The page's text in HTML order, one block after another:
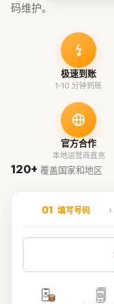
码维护。
极速到账
1-10 分钟到账
官方合作
本地运营商直充
120+ 覆盖国家和地区
01 填写号码